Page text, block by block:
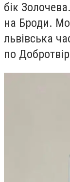
бік Золочева
на Броди.
львівська
по